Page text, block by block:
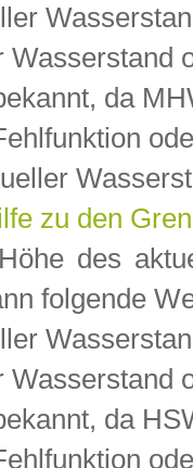
Wasserstand
da
zu den
des
folgende
Wasserstand
da